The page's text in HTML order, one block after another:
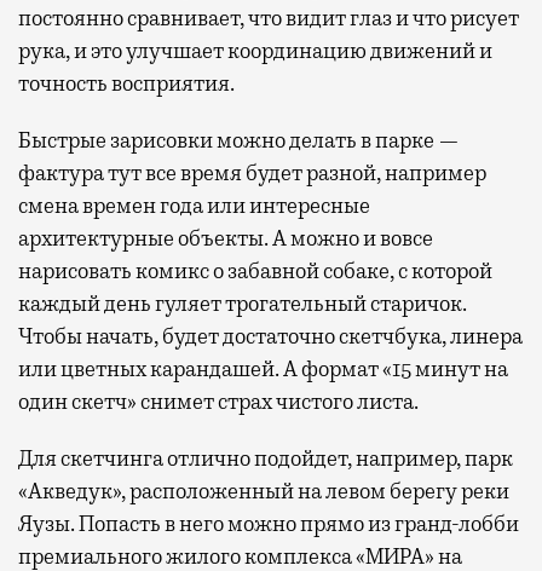
постоянно сравнивает, что видит глаз и что рисует
рука, и это улучшает координацию движений и
точность восприятия.
Быстрые зарисовки можно делать в парке —
фактура тут все время будет разной, например
смена времен года или интересные
архитектурные объекты. А можно и вовсе
нарисовать комикс о забавной собаке, с которой
каждый день гуляет трогательный старичок.
Чтобы начать, будет достаточно скетчбука, линера
или цветных карандашей. А формат «15 минут на
один скетч» снимет страх чистого листа.
Для скетчинга отлично подойдет, например, парк
«Акведук», расположенный на левом берегу реки
Яузы. Попасть в него можно прямо из гранд-лобби
премиального жилого комплекса «МИРА» на